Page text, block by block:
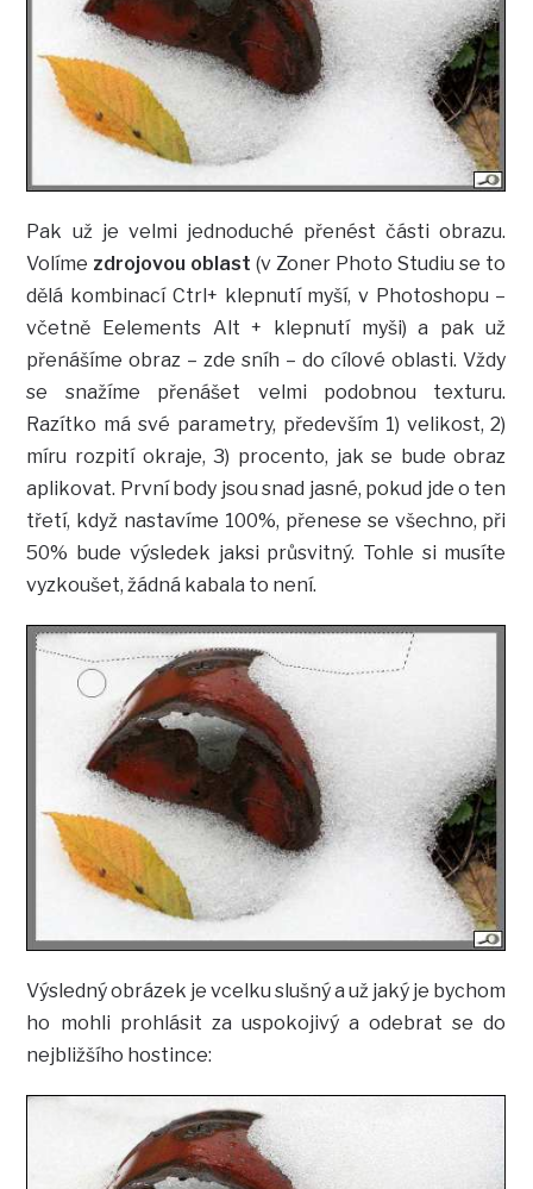
Pak už je velmi jednoduché přenést části obrazu.
Volíme zdrojovou oblast (v Zoner Photo Studiu se to
dělá kombinací Ctrl+ klepnutí myší, v Photoshopu –
včetně Eelements Alt + klepnutí myši) a pak už
přenášíme obraz – zde sníh – do cílové oblasti. Vždy
se snažíme přenášet velmi podobnou texturu.
Razítko má své parametry, především 1) velikost, 2)
míru rozpití okraje, 3) procento, jak se bude obraz
aplikovat. První body jsou snad jasné, pokud jde o ten
třetí, když nastavíme 100%, přenese se všechno, při
50% bude výsledek jaksi průsvitný. Tohle si musíte
vyzkoušet, žádná kabala to není.
Výsledný obrázek je vcelku slušný a už jaký je bychom
ho mohli prohlásit za uspokojivý a odebrat se do
nejbližšího hostince: